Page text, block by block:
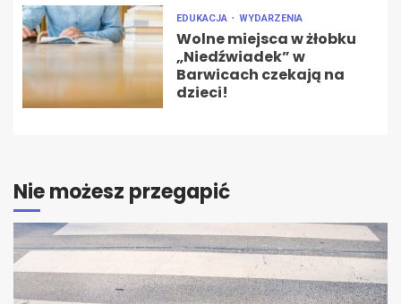
EDUKACJA WYDARZENIA
Wolne miejsca w żłobku
„Niedźwiadek” w
Barwicach czekają na
dzieci!
Nie możesz przegapić